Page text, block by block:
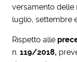
versamento delle
luglio, settembre
Rispetto alle
n. 119/2018,